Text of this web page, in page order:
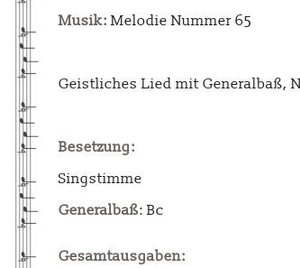
Musik: Melodie Nummer 65
Geistliches Lied mit Generalbaß,
Besetzung:
Singstimme
Generalbaß: Bc
Gesamtausgaben: